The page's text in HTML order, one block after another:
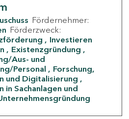
Fördernehmer:
Förderzweck:
Investieren
Existenzgründung
Aus- und
Personal
Forschung,
und Digitalisierung
in Sachanlagen und